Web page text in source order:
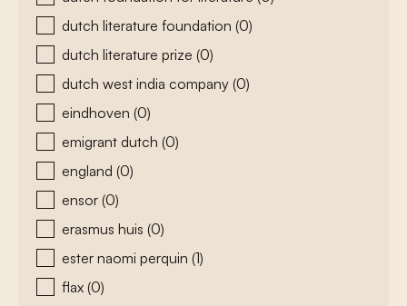
dutch literature foundation (0)
dutch literature prize (0)
dutch west india company (0)
eindhoven (0)
emigrant dutch (0)
england (0)
ensor (0)
erasmus huis (0)
ester naomi perquin (1)
flax (0)